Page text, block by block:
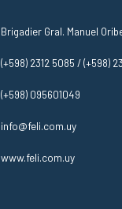
Brigadier Gral. Manuel
(+598) 2312 5085 / (+598)
(+598) 095601049
info@feli.com.uy
www.feli.com.uy